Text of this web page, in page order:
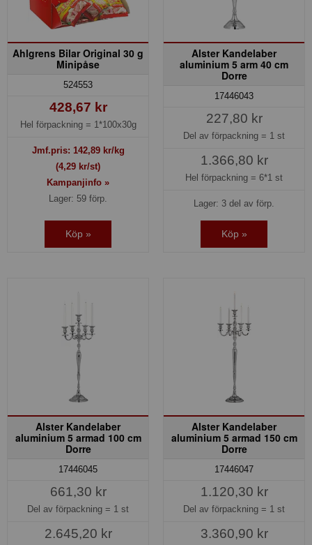
Ahlgrens Bilar Original 30 g
Minipåse
524553
428,67 kr
Hel förpackning = 1*100x30g
Jmf.pris: 142,89kr/kg
(4,29 kr/st)
Kampanjinfo »
Lager: 59 förp.
Köp »
Alster Kandelaber
aluminium 5 arm 40 cm
Dorre
17446043
227,80 kr
Del av förpackning = 1 st
1.366,80 kr
Hel förpackning = 6*1 st
Lager: 3 del av förp.
Köp »
Alster Kandelaber
aluminium 5 armad 100 cm
Dorre
17446045
661,30 kr
Del av förpackning = 1 st
2.645,20 kr
Alster Kandelaber
aluminium 5 armad 150 cm
Dorre
17446047
1.120,30 kr
Del av förpackning = 1 st
3.360,90 kr